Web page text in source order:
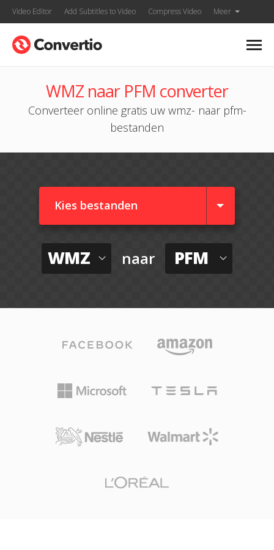
Video Editor Add Subtitles to Video Compress Video Meer
WMZ naar PFM converter
Converteer online gratis uw wmz- naar pfm-
bestanden
Kies bestanden
WMZ naar PFM